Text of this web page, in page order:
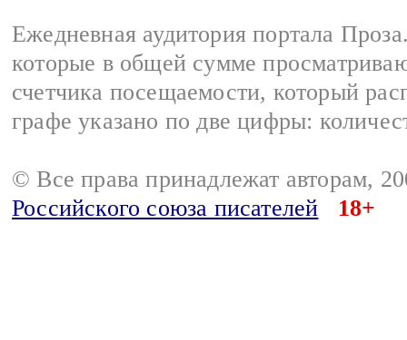
Ежедневная аудитория портала
которые в общей сумме
счетчика посещаемости, который
графе указано по две цифры:
© Все права принадлежат авторам,
Российского союза писателей
18+